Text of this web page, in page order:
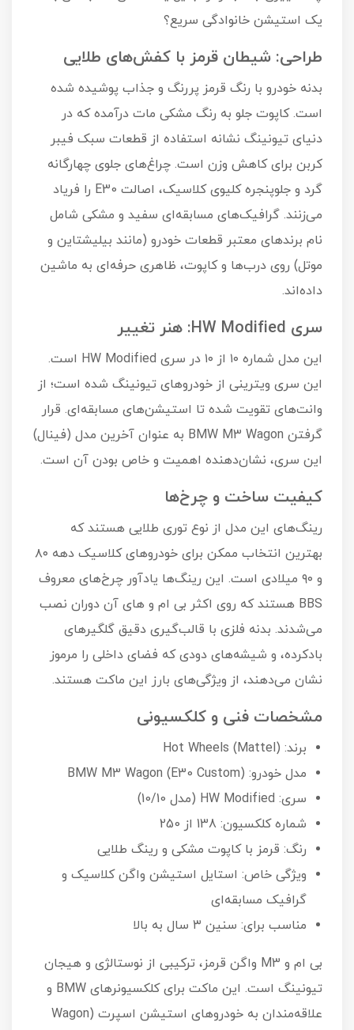
یک استیشن خانوادگی سریع؟
طراحی: شیطان قرمز با کفش‌های طلایی
بدنه خودرو با رنگ قرمز پررنگ و جذاب پوشیده شده
است. کاپوت جلو به رنگ مشکی مات درآمده که در
دنیای تیونینگ نشانه استفاده از قطعات سبک فیبر
کربن برای کاهش وزن است. چراغ‌های جلوی چهارگانه
گرد و جلوپنجره کلیوی کلاسیک، اصالت E30 را فریاد
می‌زنند. گرافیک‌های مسابقه‌ای سفید و مشکی شامل
نام برندهای معتبر قطعات خودرو (مانند بیلیشتاین و
موتل) روی درب‌ها و کاپوت، ظاهری حرفه‌ای به ماشین
داده‌اند.
سری HW Modified: هنر تغییر
این مدل شماره ۱۰ از ۱۰ در سری HW Modified است.
این سری ویترینی از خودروهای تیونینگ شده است؛ از
وانت‌های تقویت شده تا استیشن‌های مسابقه‌ای. قرار
گرفتن BMW M3 Wagon به عنوان آخرین مدل (فینال)
این سری، نشان‌دهنده اهمیت و خاص بودن آن است.
کیفیت ساخت و چرخ‌ها
رینگ‌های این مدل از نوع توری طلایی هستند که
بهترین انتخاب ممکن برای خودروهای کلاسیک دهه ۸۰
و ۹۰ میلادی است. این رینگ‌ها یادآور چرخ‌های معروف
BBS هستند که روی اکثر بی ام و های آن دوران نصب
می‌شدند. بدنه فلزی با قالب‌گیری دقیق گلگیرهای
بادکرده، و شیشه‌های دودی که فضای داخلی را مرموز
نشان می‌دهند، از ویژگی‌های بارز این ماکت هستند.
مشخصات فنی و کلکسیونی
برند: Hot Wheels (Mattel)
مدل خودرو: BMW M3 Wagon (E30 Custom)
سری: HW Modified (مدل 10/10)
شماره کلکسیون: 138 از 250
رنگ: قرمز با کاپوت مشکی و رینگ طلایی
ویژگی خاص: استایل استیشن واگن کلاسیک و
گرافیک مسابقه‌ای
مناسب برای: سنین ۳ سال به بالا
بی ام و M3 واگن قرمز، ترکیبی از نوستالژی و هیجان
تیونینگ است. این ماکت برای کلکسیونرهای BMW و
علاقه‌مندان به خودروهای استیشن اسپرت (Wagon